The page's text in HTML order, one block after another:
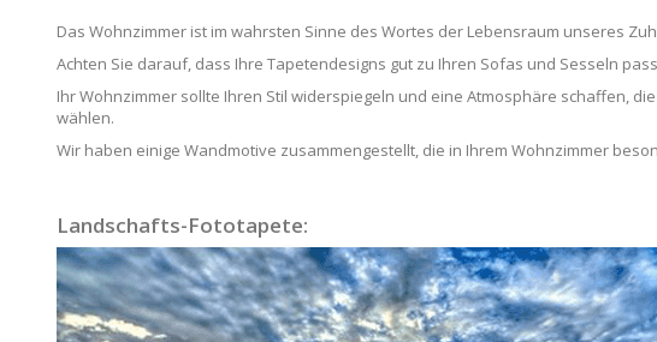
Das Wohnzimmer ist im wahrsten Sinne des Wortes der Lebensraum unseres
Achten Sie darauf, dass Ihre Tapetendesigns gut zu Ihren Sofas und Sesseln
Ihr Wohnzimmer sollte Ihren Stil widerspiegeln und eine Atmosphäre schaffen,
wählen.
Wir haben einige Wandmotive zusammengestellt, die in Ihrem Wohnzimmer
Landschafts-Fototapete: